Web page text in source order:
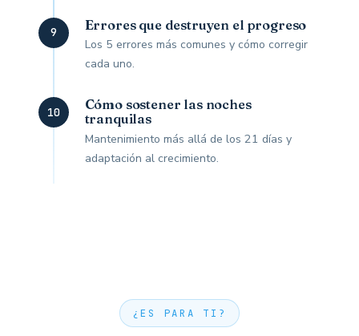
9 Errores que destruyen el progreso
Los 5 errores más comunes y cómo corregir
cada uno.
10
Cómo sostener las noches
tranquilas
Mantenimiento más allá de los 21 días y
adaptación al crecimiento.
¿ES PARA TI?